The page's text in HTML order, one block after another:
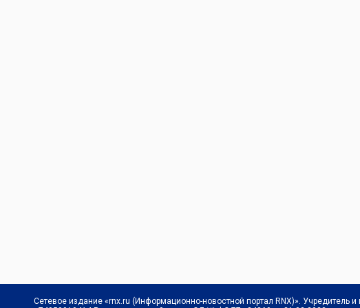
Сетевое издание «rnx.ru (Информационно-новостной портал RNX)». Учредитель